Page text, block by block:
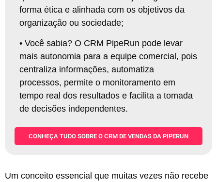
forma ética e alinhada com os objetivos da
organização ou sociedade;
• Você sabia? O CRM PipeRun pode levar
mais autonomia para a equipe comercial, pois
centraliza informações, automatiza
processos, permite o monitoramento em
tempo real dos resultados e facilita a tomada
de decisões independentes.
CONHEÇA TUDO SOBRE O CRM DE VENDAS DA PIPERUN
Um conceito essencial que muitas vezes não recebe